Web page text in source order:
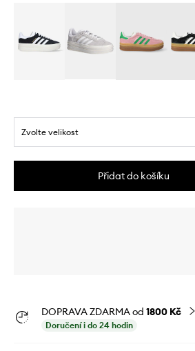
Zvolte velikost
Přidat do košíku
DOPRAVA ZDARMA od 1800 Kč
Doručení i do 24 hodin